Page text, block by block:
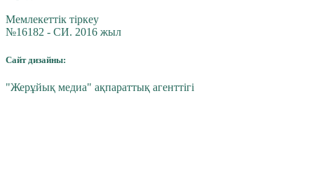
Мемлекеттік тіркеу
№16182 - СИ. 2016 жыл
Сайт дизайны:
"Жерұйық медиа" ақпараттық агенттігі